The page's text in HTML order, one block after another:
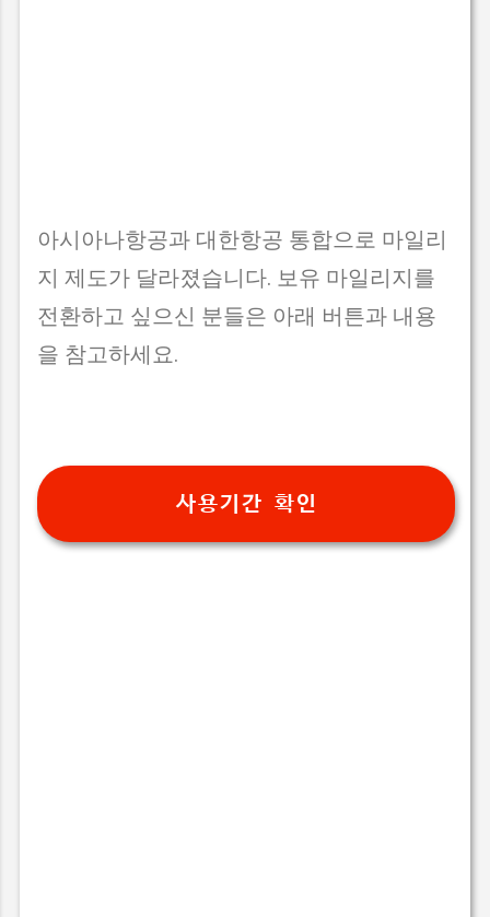
아시아나항공과 대한항공 통합으로 마일리
지 제도가 달라졌습니다. 보유 마일리지를
전환하고 싶으신 분들은 아래 버튼과 내용
을 참고하세요.
사용기간 확인